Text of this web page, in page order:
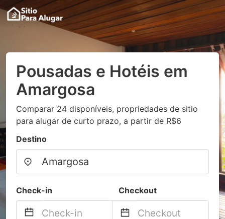
Pousadas e Hotéis em
Amargosa
Comparar 24 disponíveis, propriedades de sitio
para alugar de curto prazo, a partir de R$6
Destino
Check-in Checkout